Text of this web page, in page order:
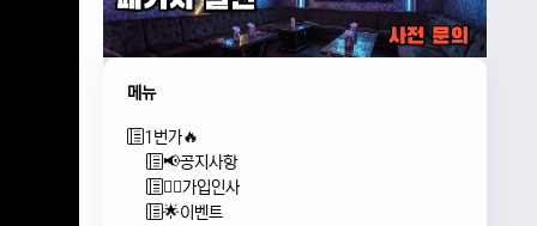
메뉴
1번가🔥
📢공지사항
🙇‍♂️가입인사
🌟이벤트